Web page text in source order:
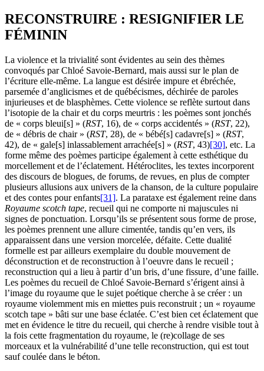
RECONSTRUIRE : RESIGNIFIER LE
FÉMININ
La violence et la trivialité sont évidentes au sein des thèmes
convoqués par Chloé Savoie-Bernard, mais aussi sur le plan de
l’écriture elle-même. La langue est désirée impure et ébréchée,
parsemée d’anglicismes et de québécismes, déchirée de paroles
injurieuses et de blasphèmes. Cette violence se reflète surtout dans
l’isotopie de la chair et du corps meurtris : les poèmes sont jonchés
de « corps bleui[s] » (RST, 16), de « corps accidentés » (RST, 22),
de « débris de chair » (RST, 28), de « bébé[s] cadavre[s] » (RST,
42), de « gale[s] inlassablement arrachée[s] » (RST, 43)[30], etc. La
forme même des poèmes participe également à cette esthétique du
morcellement et de l’éclatement. Hétéroclites, les textes incorporent
des discours de blogues, de forums, de revues, en plus de compter
plusieurs allusions aux univers de la chanson, de la culture populaire
et des contes pour enfants[31]. La parataxe est également reine dans
Royaume scotch tape, recueil qui ne comporte ni majuscules ni
signes de ponctuation. Lorsqu’ils se présentent sous forme de prose,
les poèmes prennent une allure cimentée, tandis qu’en vers, ils
apparaissent dans une version morcelée, défaite. Cette dualité
formelle est par ailleurs exemplaire du double mouvement de
déconstruction et de reconstruction à l’oeuvre dans le recueil ;
reconstruction qui a lieu à partir d’un bris, d’une fissure, d’une faille.
Les poèmes du recueil de Chloé Savoie-Bernard s’érigent ainsi à
l’image du royaume que le sujet poétique cherche à se créer : un
royaume violemment mis en miettes puis reconstruit ; un « royaume
scotch tape » bâti sur une base éclatée. C’est bien cet éclatement que
met en évidence le titre du recueil, qui cherche à rendre visible tout à
la fois cette fragmentation du royaume, le (re)collage de ses
morceaux et la vulnérabilité d’une telle reconstruction, qui est tout
sauf coulée dans le béton.